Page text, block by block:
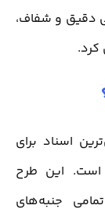
دقیق و شفاف،
کرد.
اسناد برای
این طرح
جنبه‌های